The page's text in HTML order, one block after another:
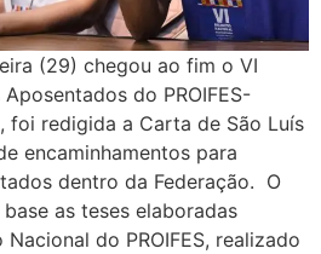
(29) chegou ao fim o VI
do PROIFES-
foi redigida a Carta de São Luís
encaminhamentos para
dentro da Federação. O
as teses elaboradas
do PROIFES, realizado